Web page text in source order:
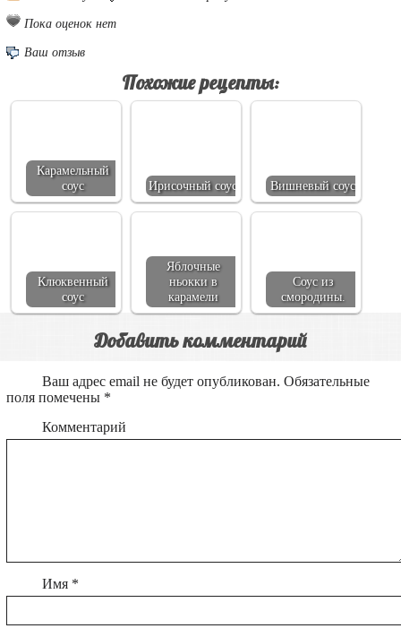
Пока оценок нет
Ваш отзыв
Похожие рецепты:
Карамельный
соус
Ирисочный соус Вишневый соус
Клюквенный
соус
Яблочные
ньокки в
карамели
Соус из
смородины.
Добавить комментарий
Ваш адрес email не будет опубликован. Обязательные
поля помечены *
Комментарий
Имя *